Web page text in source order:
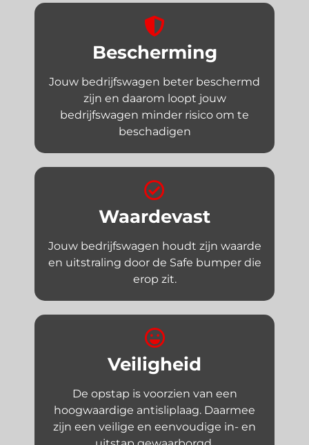
Bescherming
Jouw bedrijfswagen beter beschermd
zijn en daarom loopt jouw
bedrijfswagen minder risico om te
beschadigen
Waardevast
Jouw bedrijfswagen houdt zijn waarde
en uitstraling door de Safe bumper die
erop zit.
Veiligheid
De opstap is voorzien van een
hoogwaardige antisliplaag. Daarmee
zijn een veilige en eenvoudige in- en